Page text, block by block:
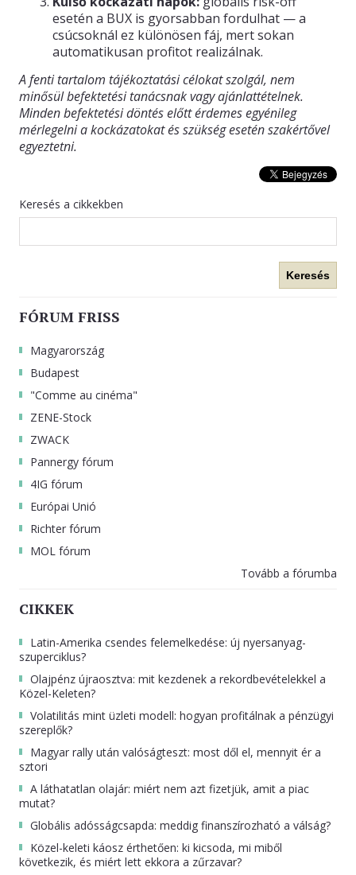
esetén a BUX is gyorsabban fordulhat — a
csúcsoknál ez különösen fáj, mert sokan
automatikusan profitot realizálnak.
A fenti tartalom tájékoztatási célokat szolgál, nem
minősül befektetési tanácsnak vagy ajánlattételnek.
Minden befektetési döntés előtt érdemes egyénileg
mérlegelni a kockázatokat és szükség esetén szakértővel
egyeztetni.
Keresés a cikkekben
Keresés
FÓRUM FRISS
Magyarország
Budapest
"Comme au cinéma"
ZENE-Stock
ZWACK
Pannergy fórum
4IG fórum
Európai Unió
Richter fórum
MOL fórum
Tovább a fórumba
CIKKEK
Latin-Amerika csendes felemelkedése: új nyersanyag-
szuperciklus?
Olajpénz újraosztva: mit kezdenek a rekordbevételekkel a
Közel-Keleten?
Volatilitás mint üzleti modell: hogyan profitálnak a pénzügyi
szereplők?
Magyar rally után valóságteszt: most dől el, mennyit ér a
sztori
A láthatatlan olajár: miért nem azt fizetjük, amit a piac
mutat?
Globális adósságcsapda: meddig finanszírozható a válság?
Közel-keleti káosz érthetően: ki kicsoda, mi miből
következik, és miért lett ekkora a zűrzavar?